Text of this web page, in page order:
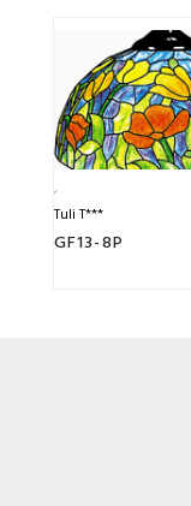
Tuli T***
GF13-8P